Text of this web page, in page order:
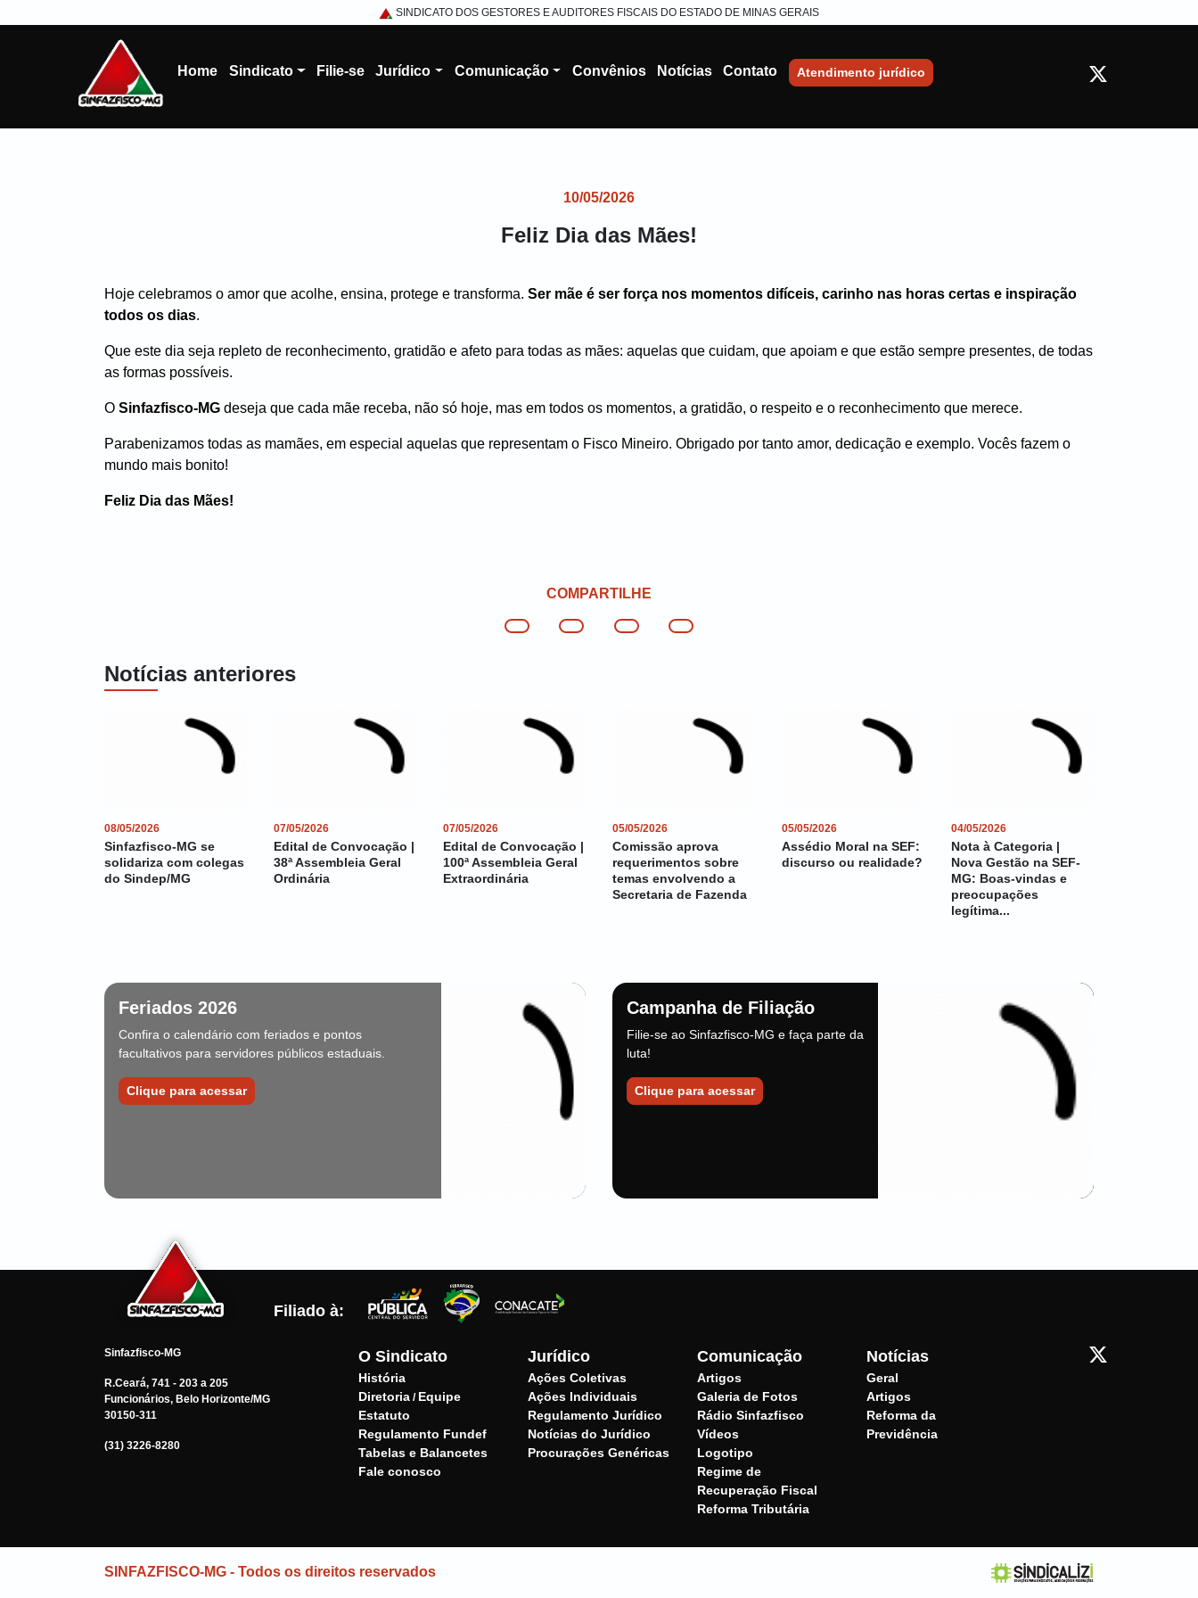
SINDICATO DOS GESTORES E AUDITORES FISCAIS DO ESTADO DE MINAS GERAIS
Home Sindicato Filie-se Jurídico Comunicação Convênios Notícias Contato Atendimento jurídico
10/05/2026
Feliz Dia das Mães!
Hoje celebramos o amor que acolhe, ensina, protege e transforma. Ser mãe é ser força nos momentos difíceis, carinho nas horas certas e inspiração
todos os dias.
Que este dia seja repleto de reconhecimento, gratidão e afeto para todas as mães: aquelas que cuidam, que apoiam e que estão sempre presentes, de todas
as formas possíveis.
O Sinfazfisco-MG deseja que cada mãe receba, não só hoje, mas em todos os momentos, a gratidão, o respeito e o reconhecimento que merece.
Parabenizamos todas as mamães, em especial aquelas que representam o Fisco Mineiro. Obrigado por tanto amor, dedicação e exemplo. Vocês fazem o
mundo mais bonito!
Feliz Dia das Mães!
COMPARTILHE
Notícias anteriores
08/05/2026
Sinfazfisco-MG se
solidariza com colegas
do Sindep/MG
07/05/2026
Edital de Convocação |
38ª Assembleia Geral
Ordinária
07/05/2026
Edital de Convocação |
100ª Assembleia Geral
Extraordinária
05/05/2026
Comissão aprova
requerimentos sobre
temas envolvendo a
Secretaria de Fazenda
05/05/2026
Assédio Moral na SEF:
discurso ou realidade?
04/05/2026
Nota à Categoria |
Nova Gestão na SEF-
MG: Boas-vindas e
preocupações
legítima...
Feriados 2026
Confira o calendário com feriados e pontos
facultativos para servidores públicos estaduais.
Clique para acessar
Campanha de Filiação
Filie-se ao Sinfazfisco-MG e faça parte da
luta!
Clique para acessar
Filiado à:
Sinfazfisco-MG
R.Ceará, 741 - 203 a 205
Funcionários, Belo Horizonte/MG
30150-311
(31) 3226-8280
O Sindicato
História
Diretoria / Equipe
Estatuto
Regulamento Fundef
Tabelas e Balancetes
Fale conosco
Jurídico
Ações Coletivas
Ações Individuais
Regulamento Jurídico
Notícias do Jurídico
Procurações Genéricas
Comunicação
Artigos
Galeria de Fotos
Rádio Sinfazfisco
Vídeos
Logotipo
Regime de
Recuperação Fiscal
Reforma Tributária
Notícias
Geral
Artigos
Reforma da
Previdência
SINFAZFISCO-MG - Todos os direitos reservados